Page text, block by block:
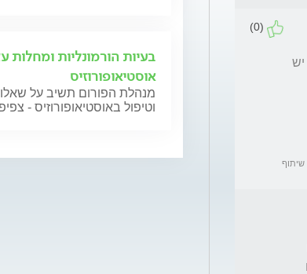
(0)
שיתוף
בעיות הורמונליות ומחלות
אוסטיאופורוזיס
מנהלת הפורום תשיב על
וטיפול באוסטיאופורוזיס -